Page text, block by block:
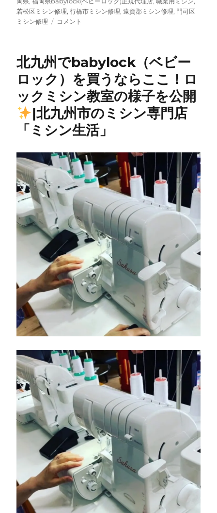
若松区ミシン修理,行橋市ミシン修理,遠賀郡ミシン修理, 門司区
ミシン修理
【JUKI
ン
ナ
ン
ス】
北
州
八
の
お
客
様
の
ミ
シ
ン
を
点
検
ま
た
☆
九
州
市
の
ミ
ン
修
理
販
売
専
門
コメント
北九州でbabylock（ベビー
ロック）を買うならここ！ロ
ックミシン教室の様子を公開
|北九州市のミシン専門店
「ミシン生活」